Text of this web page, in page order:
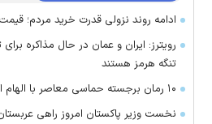
ادامه روند نزولی قدرت خرید مردم؛
رویترز: ایران و عمان در حال مذاکره
تنگه هرمز هستند
۱۰ رمان برجسته حماسی معاصر با الهام از «اودیسه» هومر
نخست وزیر پاکستان امروز راهی